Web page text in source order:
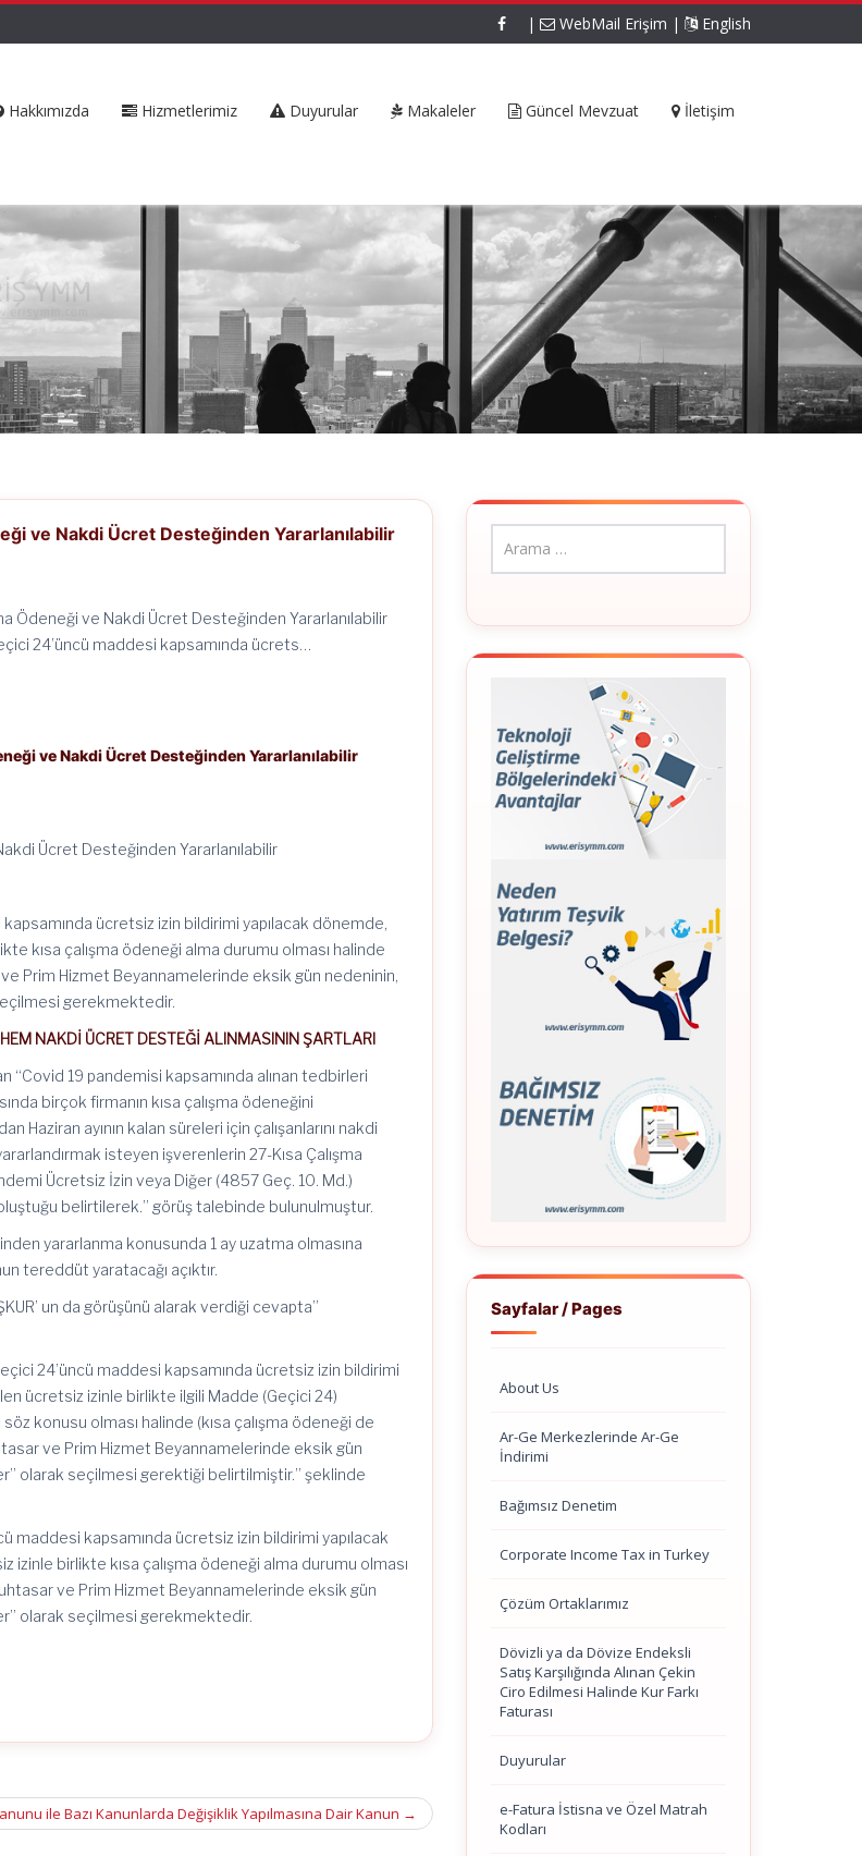
| WebMail Erişim | English
Hakkımızda Hizmetlerimiz Duyurular Makaleler Güncel Mevzuat İletişim
ve Nakdi Ücret Desteğinden Yararlanılabilir
Ödeneği ve Nakdi Ücret Desteğinden Yararlanılabilir
24’üncü maddesi kapsamında ücrets…
ve Nakdi Ücret Desteğinden Yararlanılabilir
Ücret Desteğinden Yararlanılabilir
kapsamında ücretsiz izin bildirimi yapılacak dönemde,
kısa çalışma ödeneği alma durumu olması halinde
Prim Hizmet Beyannamelerinde eksik gün nedeninin,
gerekmektedir.
NAKDİ ÜCRET DESTEĞİ ALINMASININ ŞARTLARI
“Covid 19 pandemisi kapsamında alınan tedbirleri
birçok firmanın kısa çalışma ödeneğini
Haziran ayının kalan süreleri için çalışanlarını nakdi
isteyen işverenlerin 27-Kısa Çalışma
Ücretsiz İzin veya Diğer (4857 Geç. 10. Md.)
belirtilerek.” görüş talebinde bulunulmuştur.
yararlanma konusunda 1 ay uzatma olmasına
tereddüt yaratacağı açıktır.
un da görüşünü alarak verdiği cevapta”
24’üncü maddesi kapsamında ücretsiz izin bildirimi
ücretsiz izinle birlikte ilgili Madde (Geçici 24)
konusu olması halinde (kısa çalışma ödeneği de
ve Prim Hizmet Beyannamelerinde eksik gün
olarak seçilmesi gerektiği belirtilmiştir.” şeklinde
maddesi kapsamında ücretsiz izin bildirimi yapılacak
birlikte kısa çalışma ödeneği alma durumu olması
ve Prim Hizmet Beyannamelerinde eksik gün
olarak seçilmesi gerekmektedir.
ile Bazı Kanunlarda Değişiklik Yapılmasına Dair Kanun →
Sayfalar / Pages
About Us
Ar-Ge Merkezlerinde Ar-Ge
İndirimi
Bağımsız Denetim
Corporate Income Tax in Turkey
Çözüm Ortaklarımız
Dövizli ya da Dövize Endeksli
Satış Karşılığında Alınan Çekin
Ciro Edilmesi Halinde Kur Farkı
Faturası
Duyurular
e-Fatura İstisna ve Özel Matrah
Kodları